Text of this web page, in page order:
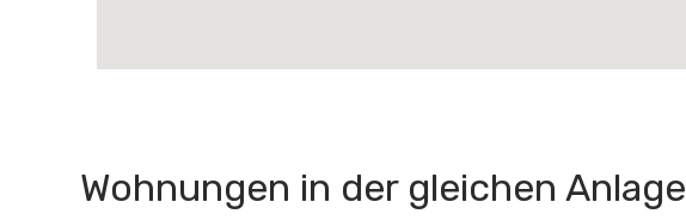
Wohnungen in der gleichen Anlage